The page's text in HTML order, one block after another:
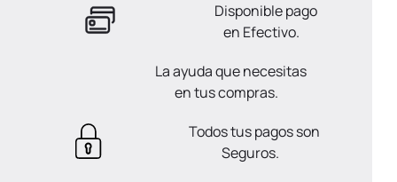
Disponible pago
en Efectivo.
La ayuda que necesitas
en tus compras.
Todos tus pagos son
Seguros.